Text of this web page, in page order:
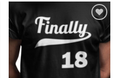
Tilføj til
ønskeliste